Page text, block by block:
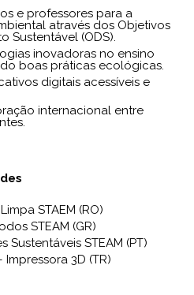
e professores para a
através dos Objetivos
Sustentável (ODS).
inovadoras no ensino
boas práticas ecológicas.
digitais acessíveis e
internacional entre
STAEM (RO)
STEAM (GR)
Sustentáveis STEAM (PT)
Impressora 3D (TR)